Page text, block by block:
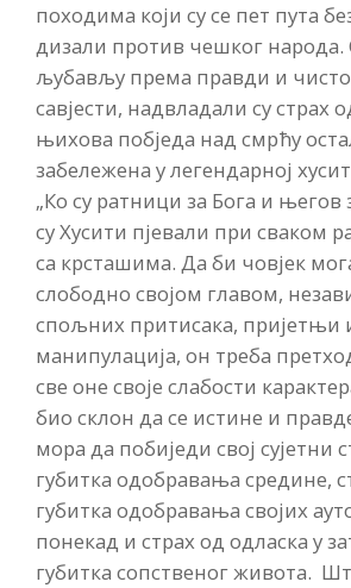
походима који су се пет пута
дизали против чешког народа.
љубављу према правди и
савјести, надвладали су страх
њихова побједа над смрћу
забележена у легендарној
„Ко су ратници за Бога и његов
су Хусити пјевали при сваком
са крсташима. Да би човјек
слободно својом главом,
спољних притисака, пријетњи
манипулација, он треба
све оне своје слабости
био склон да се истине и
мора да побиједи свој сујетни
губитка одобравања средине,
губитка одобравања својих
понекад и страх од одласка у
губитка сопственог живота.